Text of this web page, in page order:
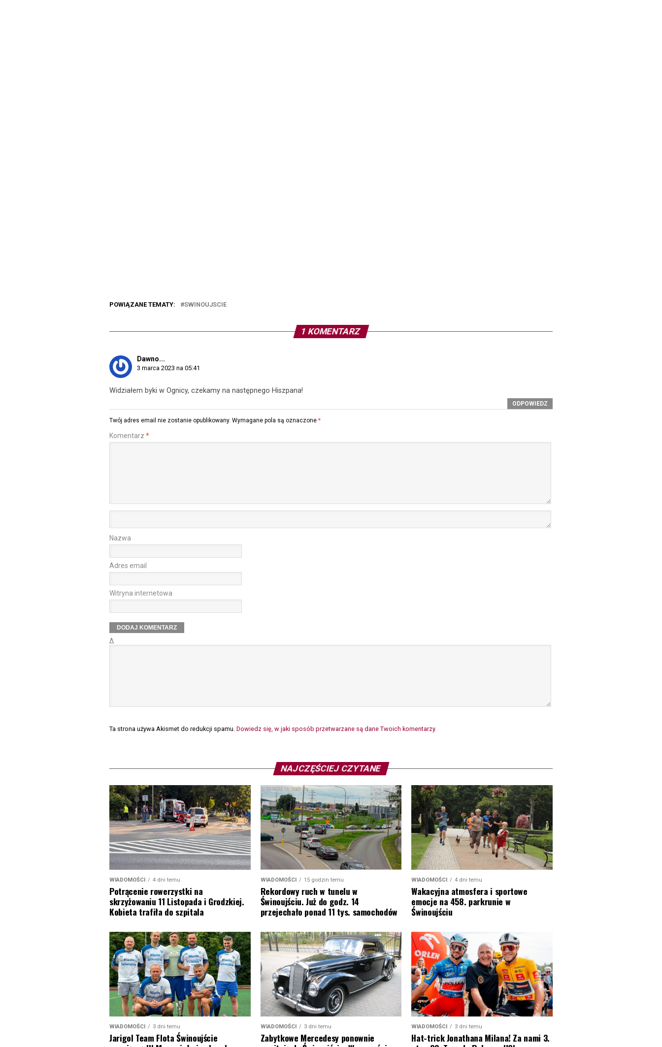
POWIĄZANE TEMATY: SWINOUJSCIE
1 KOMENTARZ
Dawno...
3 marca 2023 na 05:41
Widziałem byki w Ognicy, czekamy na następnego Hiszpana!
ODPOWIEDZ
Twój adres email nie zostanie opublikowany. Wymagane pola są oznaczone *
Komentarz *
Nazwa
Adres email
Witryna internetowa
Δ
Ta strona używa Akismet do redukcji spamu. Dowiedz się, w jaki sposób przetwarzane są dane Twoich komentarzy.
NAJCZĘŚCIEJ CZYTANE
WIADOMOŚCI 4 dni temu
Potrącenie rowerzystki na
skrzyżowaniu 11 Listopada i Grodzkiej.
Kobieta trafiła do szpitala
WIADOMOŚCI 15 godzin temu
Rekordowy ruch w tunelu w
Świnoujściu. Już do godz. 14
przejechało ponad 11 tys. samochodów
WIADOMOŚCI 4 dni temu
Wakacyjna atmosfera i sportowe
emocje na 458. parkrunie w
Świnoujściu
WIADOMOŚCI 3 dni temu
Jarigol Team Flota Świnoujście
WIADOMOŚCI 3 dni temu
Zabytkowe Mercedesy ponownie
WIADOMOŚCI 3 dni temu
Hat-trick Jonathana Milana! Za nami 3.